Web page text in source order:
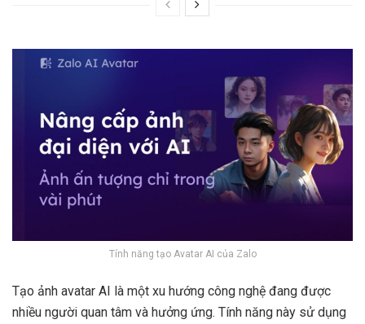
Tính năng tạo Avatar AI của Zalo
Tạo ảnh avatar AI là một xu hướng công nghệ đang được
nhiều người quan tâm và hưởng ứng. Tính năng này sử dụng